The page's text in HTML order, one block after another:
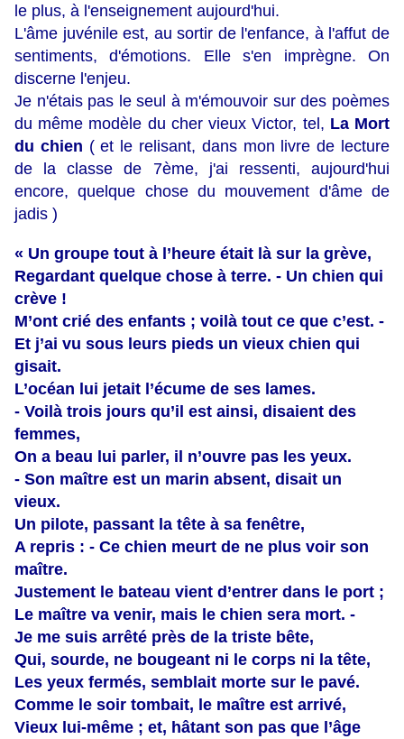
le plus, à l'enseignement aujourd'hui.
L'âme juvénile est, au sortir de l'enfance, à l'affut de
sentiments, d'émotions. Elle s'en imprègne. On
discerne l'enjeu.
Je n'étais pas le seul à m'émouvoir sur des poèmes
du même modèle du cher vieux Victor, tel, La Mort
du chien ( et le relisant, dans mon livre de lecture
de la classe de 7ème, j'ai ressenti, aujourd'hui
encore, quelque chose du mouvement d'âme de
jadis )
« Un groupe tout à l’heure était là sur la grève,
Regardant quelque chose à terre. - Un chien qui
crève !
M’ont crié des enfants ; voilà tout ce que c’est. -
Et j’ai vu sous leurs pieds un vieux chien qui
gisait.
L’océan lui jetait l’écume de ses lames.
- Voilà trois jours qu’il est ainsi, disaient des
femmes,
On a beau lui parler, il n’ouvre pas les yeux.
- Son maître est un marin absent, disait un
vieux.
Un pilote, passant la tête à sa fenêtre,
A repris : - Ce chien meurt de ne plus voir son
maître.
Justement le bateau vient d’entrer dans le port ;
Le maître va venir, mais le chien sera mort. -
Je me suis arrêté près de la triste bête,
Qui, sourde, ne bougeant ni le corps ni la tête,
Les yeux fermés, semblait morte sur le pavé.
Comme le soir tombait, le maître est arrivé,
Vieux lui-même ; et, hâtant son pas que l’âge